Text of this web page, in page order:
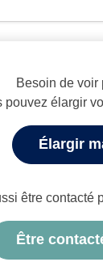
Besoin de voir
pouvez élargir
Élargir
être contacté
Être